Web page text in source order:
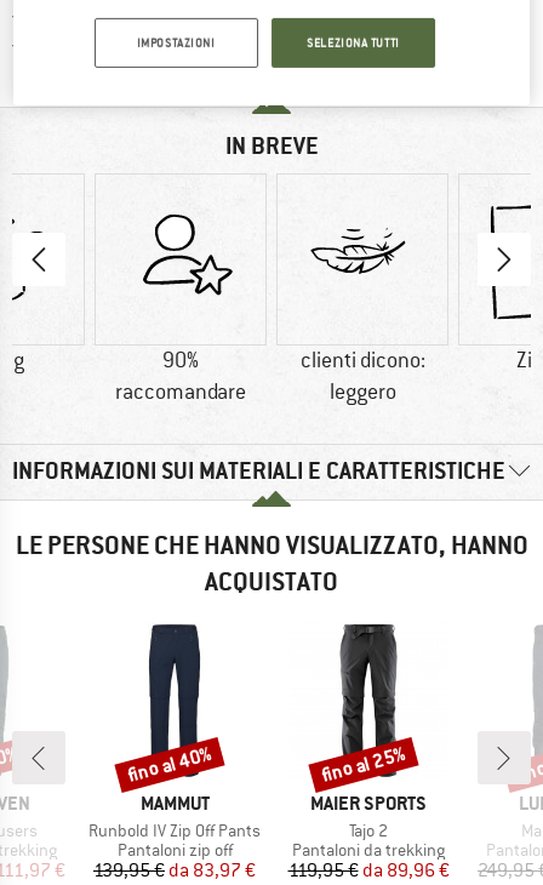
Tutti gli articoli in magazzino
Tutela consumatori Trusted ShopsTrovi tutte le informazioni
IN BREVE
g
90%
raccomandare
clienti dicono:
leggero
INFORMAZIONI SUI MATERIALI E CARATTERISTICHE
LE PERSONE CHE HANNO VISUALIZZATO, HANNO
ACQUISTATO
ridotto
€
MARCHIO
MAMMUT
Articolo
Runbold IV Zip Off Pants
Gruppo di prodotti
Pantaloni zip off
Prezzo
139,95 € Prezzo ridotto
da 83,97 €
Sconto
fino al 40%
MARCHIO
MAIER SPORTS
Articolo
Tajo 2
Gruppo di prodotti
Pantaloni da trekking
Prezzo
119,95 € Prezzo ridotto
da 89,96 €
Sconto
fino al 25%
249,95
IMPOSTAZIONI SELEZIONA TUTTI